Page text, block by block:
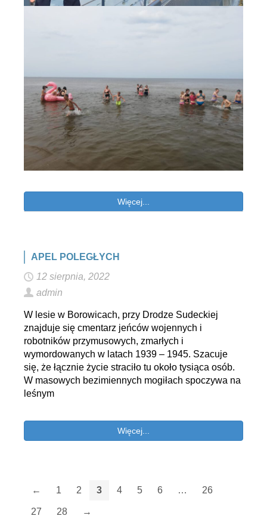
Więcej...
APEL POLEGŁYCH
12 sierpnia, 2022
admin
W lesie w Borowicach, przy Drodze Sudeckiej
znajduje się cmentarz jeńców wojennych i
robotników przymusowych, zmarłych i
wymordowanych w latach 1939 – 1945. Szacuje
się, że łącznie życie straciło tu około tysiąca osób.
W masowych bezimiennych mogiłach spoczywa na
leśnym
Więcej...
← 1 2 3 4 5 6 … 26
27 28 →